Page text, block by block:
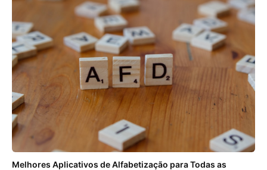
Melhores Aplicativos de Alfabetização para Todas as